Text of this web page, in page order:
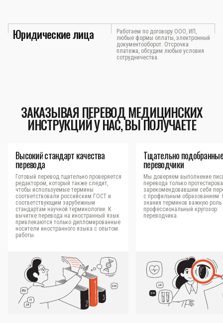
Юридические лица
Работаем по договору ООО, ИП,
любые формы оплаты, электронный
документооборот. Отсрочка
платежа, обсудим любые условия
сотрудничества.
ЗАКАЗЫВАЯ ПЕРЕВОД МЕДИЦИНСКИХ
ИНСТРУКЦИЙ У НАС, ВЫ ПОЛУЧАЕТЕ
Высокий стандарт качества
перевода
Готовый перевод тщательно проверяется
редактором, который также следит,
чтобы используемые термины
соответствовали российским ГОСТ и
соответствующим зарубежным
стандартам научной терминологии. К
вычитке перевода на иностранный язык
привлекаются только дипломированные
носители иностранного языка с опытом
работы.
Тщательно подобранные
переводчики
Мы доверяем выполнение
перевода только
зарекомендовавшим себя
с профильным
знания терминов важную роль
профессиональный кругозор
переводчика.